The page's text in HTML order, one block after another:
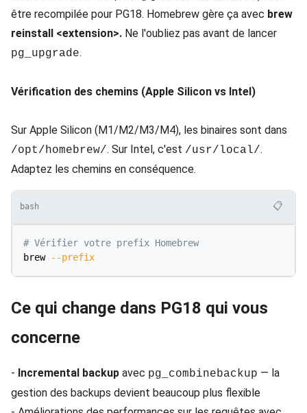
être recompilée pour PG18. Homebrew gère ça avec brew
reinstall <extension>. Ne l'oubliez pas avant de lancer
pg_upgrade.
Vérification des chemins (Apple Silicon vs Intel)
Sur Apple Silicon (M1/M2/M3/M4), les binaires sont dans
/opt/homebrew/. Sur Intel, c'est /usr/local/.
Adaptez les chemins en conséquence.
bash 📋
# Vérifier votre prefix Homebrew
brew --prefix
Ce qui change dans PG18 qui vous
concerne
- Incremental backup avec pg_combinebackup — la
gestion des backups devient beaucoup plus flexible